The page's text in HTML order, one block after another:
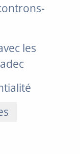
les